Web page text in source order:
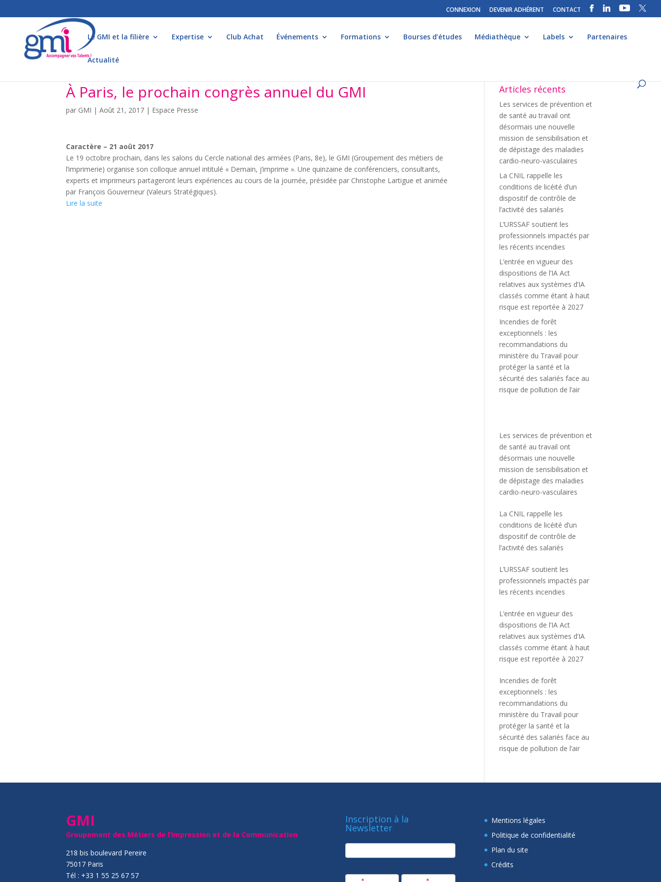
CONNEXION DEVENIR ADHÉRENT CONTACT
Le GMI et la filière Expertise Club Achat Événements Formations Bourses d’études Médiathèque Labels Partenaires
Actualité
À Paris, le prochain congrès annuel du GMI
par GMI |Août 21, 2017 | Espace Presse
Caractère – 21 août 2017
Le 19 octobre prochain, dans les salons du Cercle national des armées (Paris, 8e), le GMI (Groupement des métiers de
l’imprimerie) organise son colloque annuel intitulé « Demain, j’imprime ». Une quinzaine de conférenciers, consultants,
experts et imprimeurs partageront leurs expériences au cours de la journée, présidée par Christophe Lartigue et animée
par François Gouverneur (Valeurs Stratégiques).
Lire la suite
Articles récents
Les services de prévention et
de santé au travail ont
désormais une nouvelle
mission de sensibilisation et
de dépistage des maladies
cardio-neuro-vasculaires
La CNIL rappelle les
conditions de licéité d’un
dispositif de contrôle de
l’activité des salariés
L’URSSAF soutient les
professionnels impactés par
les récents incendies
L’entrée en vigueur des
dispositions de l’IA Act
relatives aux systèmes d’IA
classés comme étant à haut
risque est reportée à 2027
Incendies de forêt
exceptionnels : les
recommandations du
ministère du Travail pour
protéger la santé et la
sécurité des salariés face au
risque de pollution de l’air
Les services de prévention et
de santé au travail ont
désormais une nouvelle
mission de sensibilisation et
de dépistage des maladies
cardio-neuro-vasculaires
La CNIL rappelle les
conditions de licéité d’un
dispositif de contrôle de
l’activité des salariés
L’URSSAF soutient les
professionnels impactés par
les récents incendies
L’entrée en vigueur des
dispositions de l’IA Act
relatives aux systèmes d’IA
classés comme étant à haut
risque est reportée à 2027
Incendies de forêt
exceptionnels : les
recommandations du
ministère du Travail pour
protéger la santé et la
sécurité des salariés face au
risque de pollution de l’air
GMI
Groupement des Métiers de l’Impression et de la Communication
218 bis boulevard Pereire
75017 Paris
Tél : +33 1 55 25 67 57
Inscription à la
Newsletter
newsletter
Mentions légales
Politique de confidentialité
Plan du site
Crédits